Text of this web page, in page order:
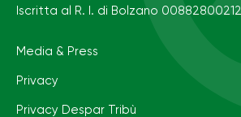
Iscritta al R. I. di Bolzano 00882800212
Media & Press
Privacy
Privacy Despar Tribù